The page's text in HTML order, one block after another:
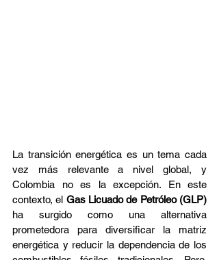
La transición energética es un tema cada
vez más relevante a nivel global, y
Colombia no es la excepción. En este
contexto, el Gas Licuado de Petróleo (GLP)
ha surgido como una alternativa
prometedora para diversificar la matriz
energética y reducir la dependencia de los